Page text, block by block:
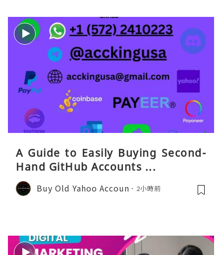
A Guide to Easily Buying Second-
Hand GitHub Accounts ...
Buy Old Yahoo Accoun 2小時前